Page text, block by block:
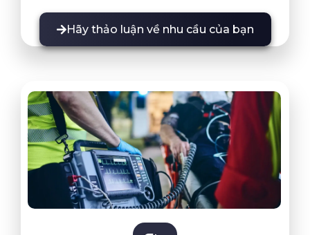
Hãy thảo luận về nhu cầu của bạn